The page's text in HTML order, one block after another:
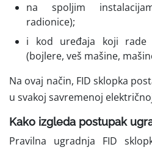
na spoljim
radionice);
i kod uređaja koji rade
(bojlere, veš mašine,
Na ovaj način, FID sklopka
u svakoj savremenoj
Kako izgleda postupak
Pravilna ugradnja FID